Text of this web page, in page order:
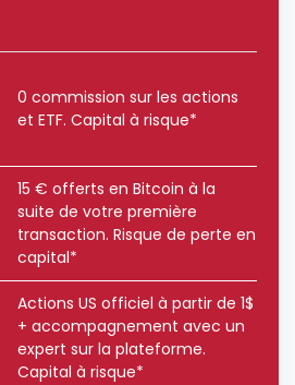
0 commission sur les actions
et ETF. Capital à risque*
15 € offerts en Bitcoin à la
suite de votre première
transaction. Risque de perte en
capital*
Actions US officiel à partir de 1$
+ accompagnement avec un
expert sur la plateforme.
Capital à risque*